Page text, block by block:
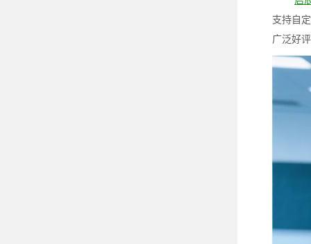
支持自
广泛好